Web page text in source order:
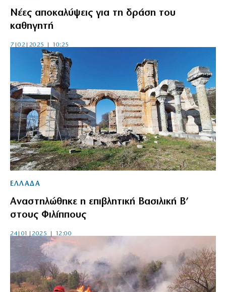
Νέες αποκαλύψεις για τη δράση του
καθηγητή
7|02|2025 | 10:25
ΕΛΛΑΔΑ
Αναστηλώθηκε η επιβλητική Βασιλική Β’
στους Φιλίππους
24|01|2025 | 12:00